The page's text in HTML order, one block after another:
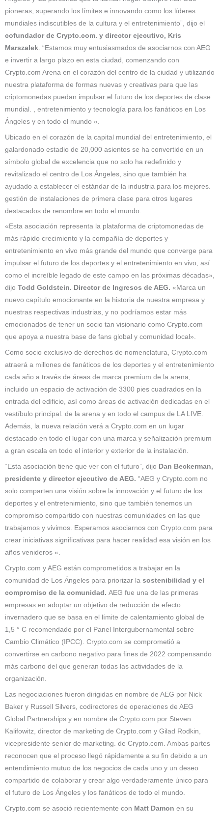
pioneras, superando los límites e innovando como los líderes
mundiales indiscutibles de la cultura y el entretenimiento”, dijo el
cofundador de Crypto.com. y director ejecutivo, Kris
Marszalek . “Estamos muy entusiasmados de asociarnos con AEG
e invertir a largo plazo en esta ciudad, comenzando con
Crypto.com Arena en el corazón del centro de la ciudad y utilizando
nuestra plataforma de formas nuevas y creativas para que las
criptomonedas puedan impulsar el futuro de los deportes de clase
mundial. , entretenimiento y tecnología para los fanáticos en Los
Ángeles y en todo el mundo «.
Ubicado en el corazón de la capital mundial del entretenimiento, el
galardonado estadio de 20,000 asientos se ha convertido en un
símbolo global de excelencia que no solo ha redefinido y
revitalizado el centro de Los Ángeles, sino que también ha
ayudado a establecer el estándar de la industria para los mejores.
gestión de instalaciones de primera clase para otros lugares
destacados de renombre en todo el mundo.
«Esta asociación representa la plataforma de criptomonedas de
más rápido crecimiento y la compañía de deportes y
entretenimiento en vivo más grande del mundo que converge para
impulsar el futuro de los deportes y el entretenimiento en vivo, así
como el increíble legado de este campo en las próximas décadas»,
dijo Todd Goldstein. Director de Ingresos de AEG. «Marca un
nuevo capítulo emocionante en la historia de nuestra empresa y
nuestras respectivas industrias, y no podríamos estar más
emocionados de tener un socio tan visionario como Crypto.com
que apoya a nuestra base de fans global y comunidad local».
Como socio exclusivo de derechos de nomenclatura, Crypto.com
atraerá a millones de fanáticos de los deportes y el entretenimiento
cada año a través de áreas de marca premium de la arena,
incluido un espacio de activación de 3300 pies cuadrados en la
entrada del edificio, así como áreas de activación dedicadas en el
vestíbulo principal. de la arena y en todo el campus de LA LIVE.
Además, la nueva relación verá a Crypto.com en un lugar
destacado en todo el lugar con una marca y señalización premium
a gran escala en todo el interior y exterior de la instalación.
“Esta asociación tiene que ver con el futuro”, dijo Dan Beckerman,
presidente y director ejecutivo de AEG. “AEG y Crypto.com no
solo comparten una visión sobre la innovación y el futuro de los
deportes y el entretenimiento, sino que también tenemos un
compromiso compartido con nuestras comunidades en las que
trabajamos y vivimos. Esperamos asociarnos con Crypto.com para
crear iniciativas significativas para hacer realidad esa visión en los
años venideros «.
Crypto.com y AEG están comprometidos a trabajar en la
comunidad de Los Ángeles para priorizar la sostenibilidad y el
compromiso de la comunidad. AEG fue una de las primeras
empresas en adoptar un objetivo de reducción de efecto
invernadero que se basa en el límite de calentamiento global de
1,5 ° C recomendado por el Panel Intergubernamental sobre
Cambio Climático (IPCC). Crypto.com se comprometió a
convertirse en carbono negativo para fines de 2022 compensando
más carbono del que generan todas las actividades de la
organización.
Las negociaciones fueron dirigidas en nombre de AEG por Nick
Baker y Russell Silvers, codirectores de operaciones de AEG
Global Partnerships y en nombre de Crypto.com por Steven
Kalifowitz, director de marketing de Crypto.com y Gilad Rodkin,
vicepresidente senior de marketing. de Crypto.com. Ambas partes
reconocen que el proceso llegó rápidamente a su fin debido a un
entendimiento mutuo de los negocios de cada uno y un deseo
compartido de colaborar y crear algo verdaderamente único para
el futuro de Los Ángeles y los fanáticos de todo el mundo.
Crypto.com se asoció recientemente con Matt Damon en su